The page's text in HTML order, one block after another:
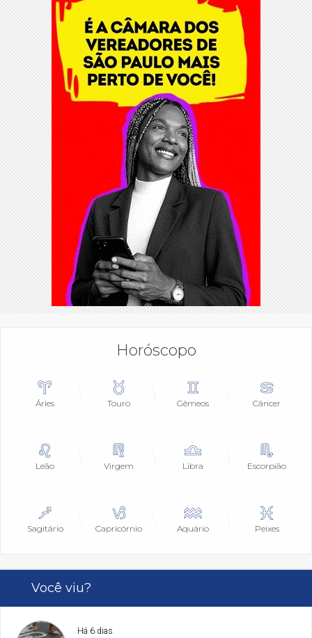
Horóscopo
Áries Touro Gêmeos Câncer
Leão Virgem Libra Escorpião
Sagitário Capricórnio Aquário Peixes
Você viu?
Há 6 dias